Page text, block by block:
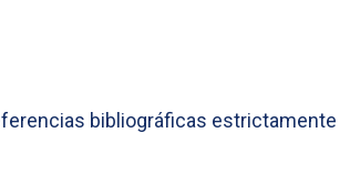
bibliográficas estrictamente